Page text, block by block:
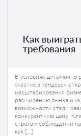
Как
требования
В условиях динамично
участие в тендерах
масштабирования
расширению рынка и
возможности стали
конкурентную цену.
строгом соблюдении
как […]